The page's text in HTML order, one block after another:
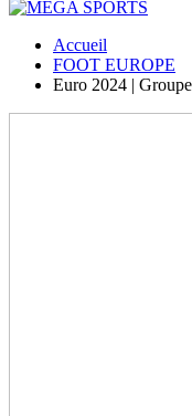
Accueil
FOOT EUROPE
Euro 2024 |